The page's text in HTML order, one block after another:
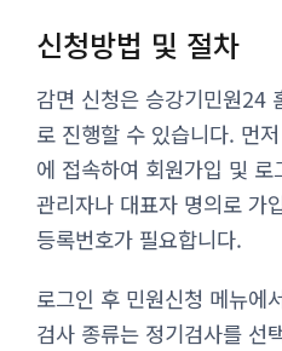
신청방법 및 절차
감면 신청은 승강기민원24
로 진행할 수 있습니다. 먼
에 접속하여 회원가입 및
관리자나 대표자 명의로 가
등록번호가 필요합니다.
로그인 후 민원신청 메뉴에
검사 종류는 정기검사를 선